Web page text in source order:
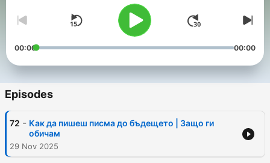
00:00 00:00
Episodes
72 - Как да пишеш писма до бъдещето | Защо ги
обичам
29 Nov 2025